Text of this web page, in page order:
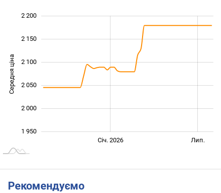
Середня ціна
1 950
2 000
2 050
2 100
2 150
2 200
Січ. 2026 Лип.
Рекомендуємо